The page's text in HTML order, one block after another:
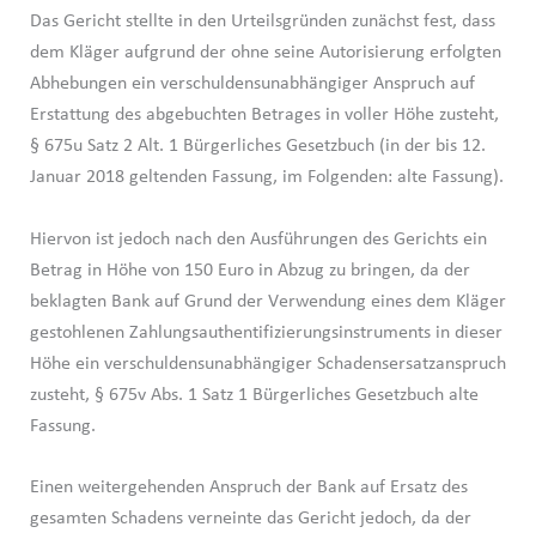
Das Gericht stellte in den Urteilsgründen zunächst fest, dass
dem Kläger aufgrund der ohne seine Autorisierung erfolgten
Abhebungen ein verschuldensunabhängiger Anspruch auf
Erstattung des abgebuchten Betrages in voller Höhe zusteht,
§ 675u Satz 2 Alt. 1 Bürgerliches Gesetzbuch (in der bis 12.
Januar 2018 geltenden Fassung, im Folgenden: alte Fassung).
Hiervon ist jedoch nach den Ausführungen des Gerichts ein
Betrag in Höhe von 150 Euro in Abzug zu bringen, da der
beklagten Bank auf Grund der Verwendung eines dem Kläger
gestohlenen Zahlungsauthentifizierungsinstruments in dieser
Höhe ein verschuldensunabhängiger Schadensersatzanspruch
zusteht, § 675v Abs. 1 Satz 1 Bürgerliches Gesetzbuch alte
Fassung.
Einen weitergehenden Anspruch der Bank auf Ersatz des
gesamten Schadens verneinte das Gericht jedoch, da der